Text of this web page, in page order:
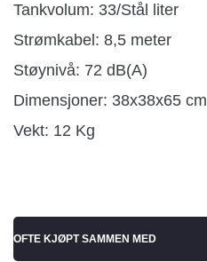
Tankvolum: 33/Stål liter
Strømkabel: 8,5 meter
Støynivå: 72 dB(A)
Dimensjoner: 38x38x65 cm
Vekt: 12 Kg
OFTE KJØPT SAMMEN MED